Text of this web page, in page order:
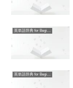
英単語辞典 for Beginners
英単語辞典 for Beginners